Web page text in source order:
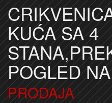
KUĆA SA 4
POGLED
PRODAJA